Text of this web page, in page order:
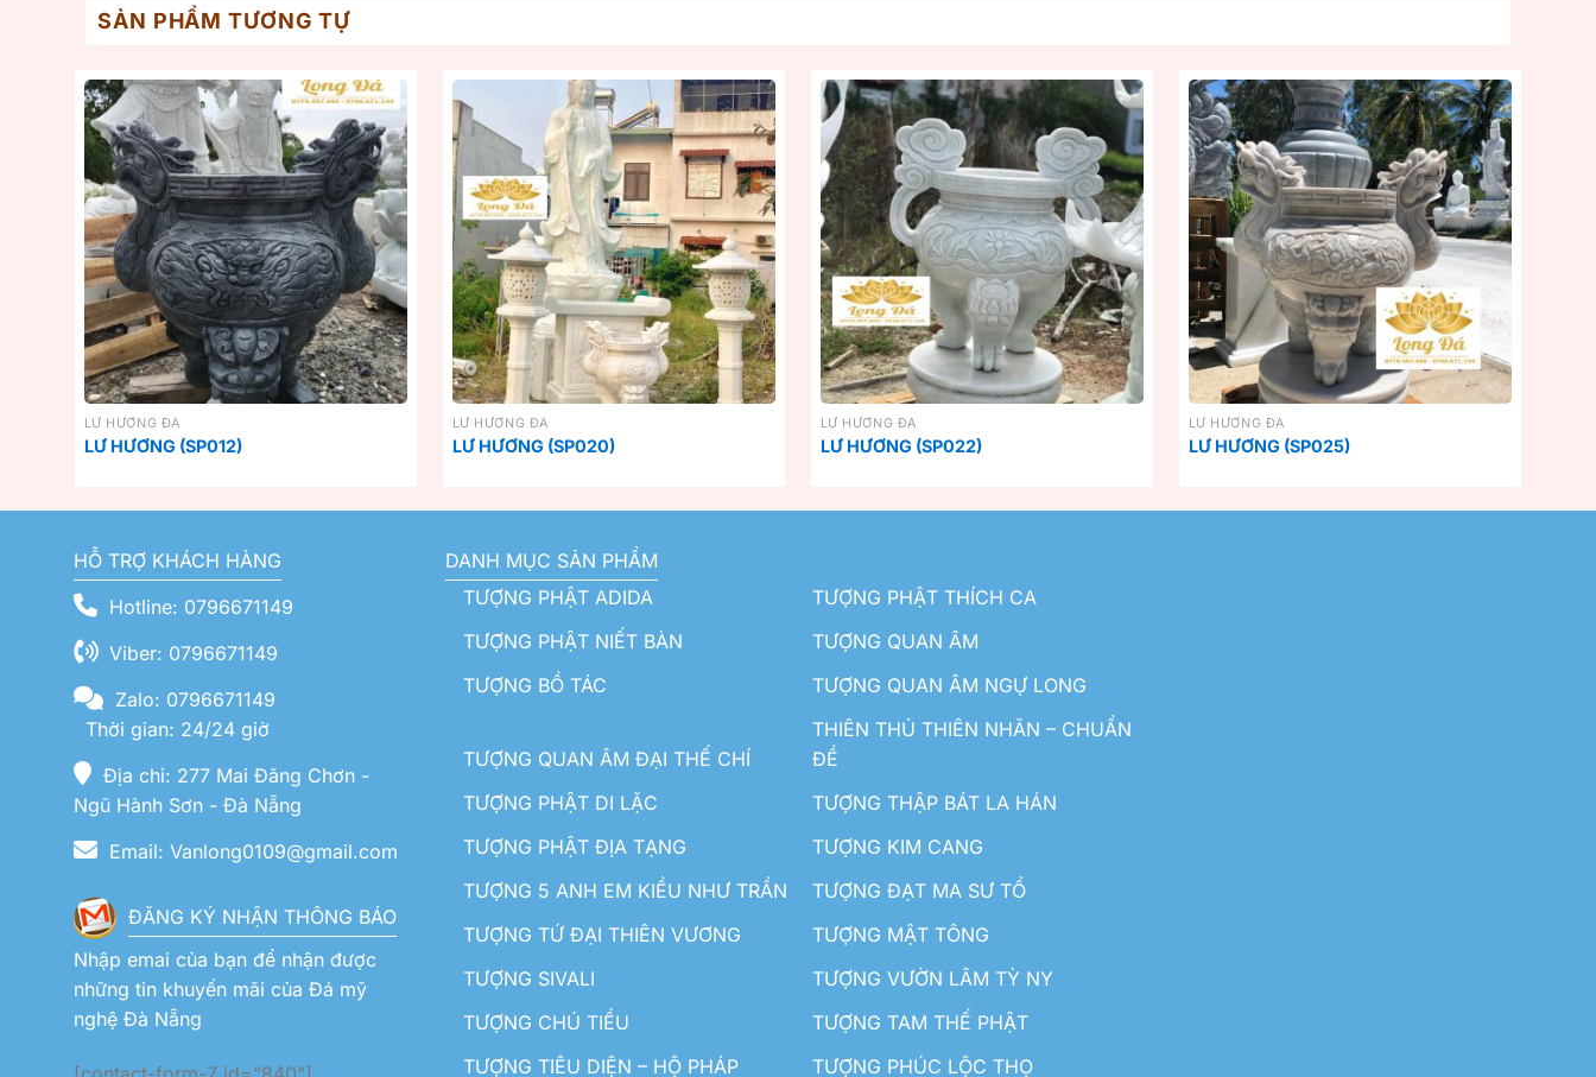
SẢN PHẨM TƯƠNG TỰ
LƯ HƯƠNG ĐÁ
LƯ HƯƠNG (SP012)
LƯ HƯƠNG ĐÁ
LƯ HƯƠNG (SP020)
LƯ HƯƠNG ĐÁ
LƯ HƯƠNG (SP022)
LƯ HƯƠNG ĐÁ
LƯ HƯƠNG (SP025)
HỖ TRỢ KHÁCH HÀNG
Hotline: 0796671149
Viber: 0796671149
Zalo: 0796671149
Thời gian: 24/24 giờ
Địa chỉ: 277 Mai Đăng Chơn -
Ngũ Hành Sơn - Đà Nẵng
Email: Vanlong0109@gmail.com
ĐĂNG KÝ NHẬN THÔNG BÁO
Nhập emai của bạn để nhận được
những tin khuyến mãi của Đá mỹ
nghệ Đà Nẵng
DANH MỤC SẢN PHẨM
TƯỢNG PHẬT ADIDA
TƯỢNG PHẬT THÍCH CA
TƯỢNG PHẬT NIẾT BÀN
TƯỢNG QUAN ÂM
TƯỢNG BỒ TÁC
TƯỢNG QUAN ÂM NGỰ LONG
TƯỢNG QUAN ÂM ĐẠI THẾ CHÍ
THIÊN THỦ THIÊN NHÃN – CHUẨN
ĐỀ
TƯỢNG PHẬT DI LẶC
TƯỢNG THẬP BÁT LA HÁN
TƯỢNG PHẬT ĐỊA TẠNG
TƯỢNG KIM CANG
TƯỢNG 5 ANH EM KIỀU NHƯ TRẦN
TƯỢNG ĐẠT MA SƯ TỔ
TƯỢNG TỨ ĐẠI THIÊN VƯƠNG
TƯỢNG MẬT TÔNG
TƯỢNG SIVALI
TƯỢNG VƯỜN LÂM TỲ NY
TƯỢNG CHÚ TIỂU
TƯỢNG TAM THẾ PHẬT
TƯỢNG TIÊU DIỆN – HỘ PHÁP
TƯỢNG PHÚC LỘC THỌ